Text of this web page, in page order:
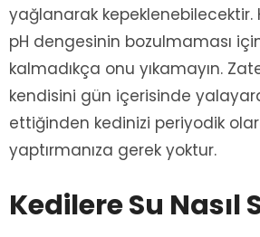
yağlanarak kepeklenebilecektir.
pH dengesinin bozulmaması
kalmadıkça onu yıkamayın.
kendisini gün içerisinde
ettiğinden kedinizi periyodik
yaptırmanıza gerek yoktur.
Kedilere Su Nasıl